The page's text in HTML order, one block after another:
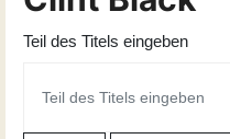
Teil des Titels eingeben